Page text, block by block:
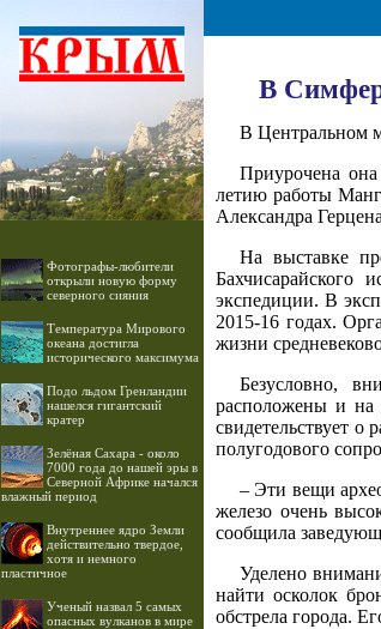
Фотографы-любители
открыли новую форму
северного сияния
Температура Мирового
океана достигла
исторического максимума
Подо льдом Гренландии
нашелся гигантский
кратер
Зелёная Сахара - около
7000 года до нашей эры в
Северной Африке начался
влажный период
Внутреннее ядро Земли
действительно твердое,
хотя и немного
пластичное
Ученый назвал 5 самых
опасных вулканов в мире
В
В Центральном
Приурочена она
летию работы
Александра
На выставке
Бахчисарайского
экспедиции. В
2015-16 годах.
жизни
Безусловно,
расположены и на
свидетельствует
полугодового
– Эти вещи
железо очень
сообщила
Уделено
найти осколок
обстрела города.